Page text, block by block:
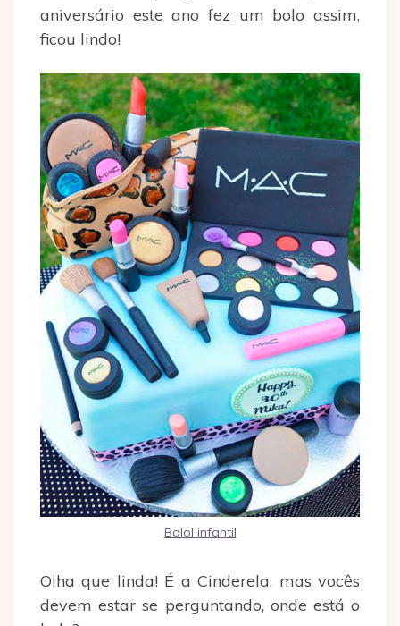
aniversário este ano fez um bolo assim,
ficou lindo!
Bolol infantil
Olha que linda! É a Cinderela, mas vocês
devem estar se perguntando, onde está o